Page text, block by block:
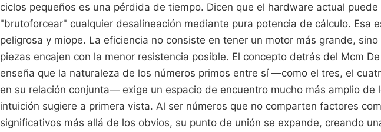
ciclos pequeños es una pérdida de tiempo. Dicen que el hardware actual puede
"brutoforcear" cualquier desalineación mediante pura potencia de cálculo. Esa
peligrosa y miope. La eficiencia no consiste en tener un motor más grande, sino
piezas encajen con la menor resistencia posible. El concepto detrás del Mcm
enseña que la naturaleza de los números primos entre sí —como el tres, el
en su relación conjunta— exige un espacio de encuentro mucho más amplio de
intuición sugiere a primera vista. Al ser números que no comparten factores
significativos más allá de los obvios, su punto de unión se expande, creando